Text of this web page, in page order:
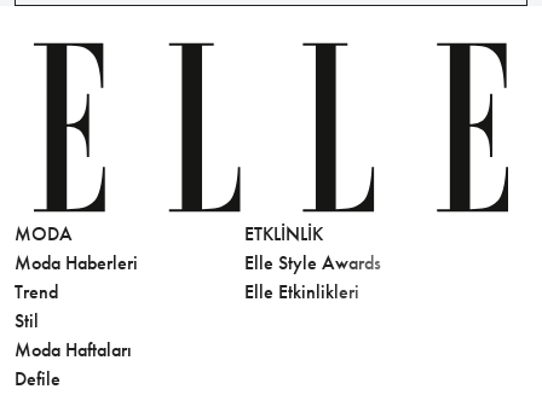
MODA
Moda Haberleri
Trend
Stil
Moda Haftaları
Defile
ETKLINLIK
Elle Style Awards
Elle Etkinlikleri